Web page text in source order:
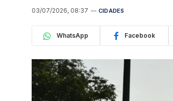
03/07/2026, 08:37 CIDADES
WhatsApp Facebook